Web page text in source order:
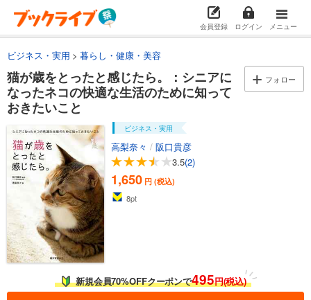
会員登録 ログイン メニュー
ビジネス・実用 暮らし・健康・美容
猫が歳をとったと感じたら。：シニアに
なったネコの快適な生活のために知って
おきたいこと
フォロー
ビジネス・実用
高梨奈々 / 阪口貴彦
3.5(2)
1,650 円 (税込)
8pt
新規会員70%OFFクーポンで495円(税込)